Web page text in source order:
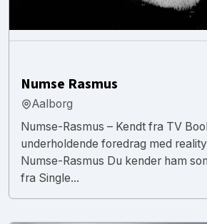
Numse Rasmus
Aalborg
Numse-Rasmus – Kendt fra TV
underholdende foredrag med
Numse-Rasmus Du kender ham
fra Single...